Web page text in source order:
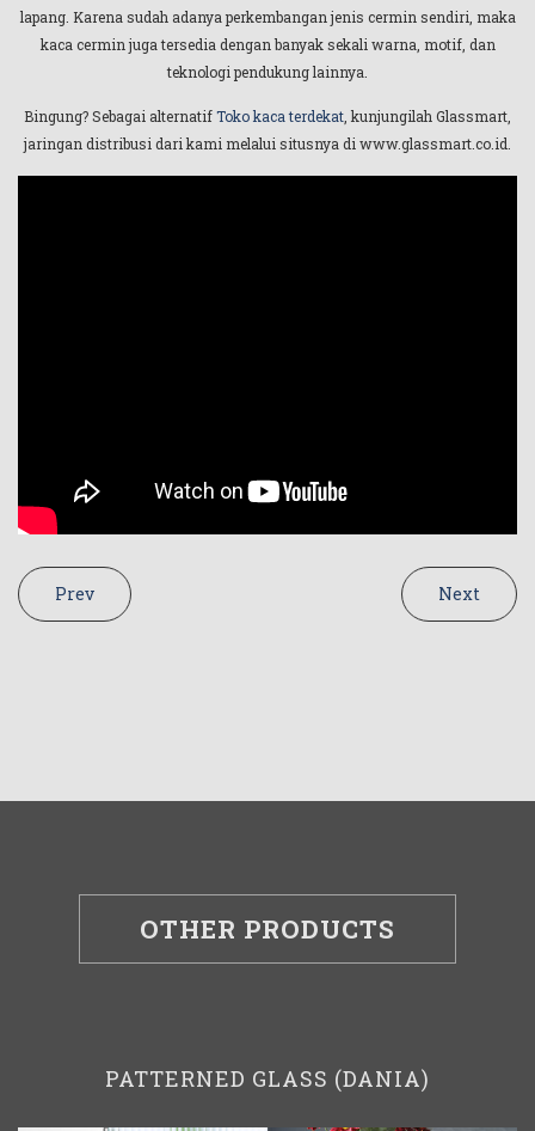
lapang. Karena sudah adanya perkembangan jenis cermin sendiri, maka
kaca cermin juga tersedia dengan banyak sekali warna, motif, dan
teknologi pendukung lainnya.
Bingung? Sebagai alternatifToko kaca terdekat, kunjungilah Glassmart,
jaringan distribusi dari kami melalui situsnya di www.glassmart.co.id.
Prev Next
OTHER PRODUCTS
PATTERNED GLASS (DANIA)